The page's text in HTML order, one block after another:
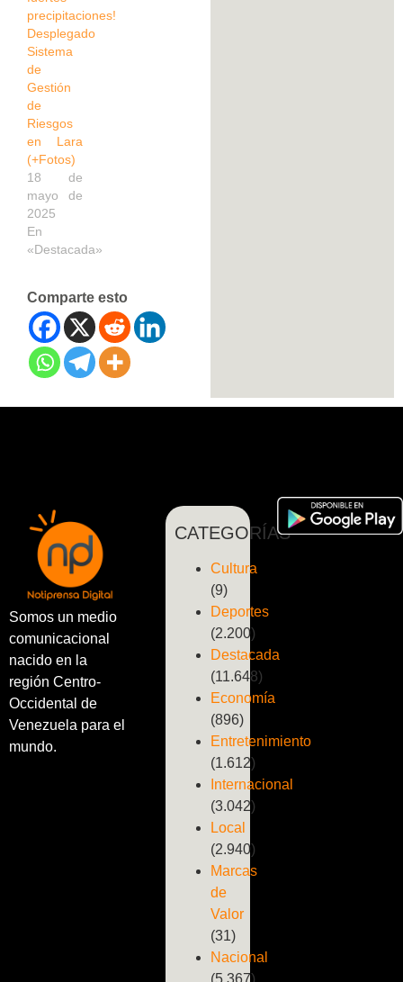
precipitaciones!
Desplegado
Sistema
de
Gestión
de
Riesgos
en Lara
(+Fotos)
18 de
mayo de
2025
En
«Destacada»
Comparte esto
Somos un medio
comunicacional
nacido en la
región Centro-
Occidental de
Venezuela para el
mundo.
CATEGORÍAS
Cultura
(9)
Deportes
(2.200)
Destacada
(11.648)
Economía
(896)
Entretenimiento
(1.612)
Internacional
(3.042)
Local
(2.940)
Marcas
de
Valor
(31)
Nacional
(5.367)